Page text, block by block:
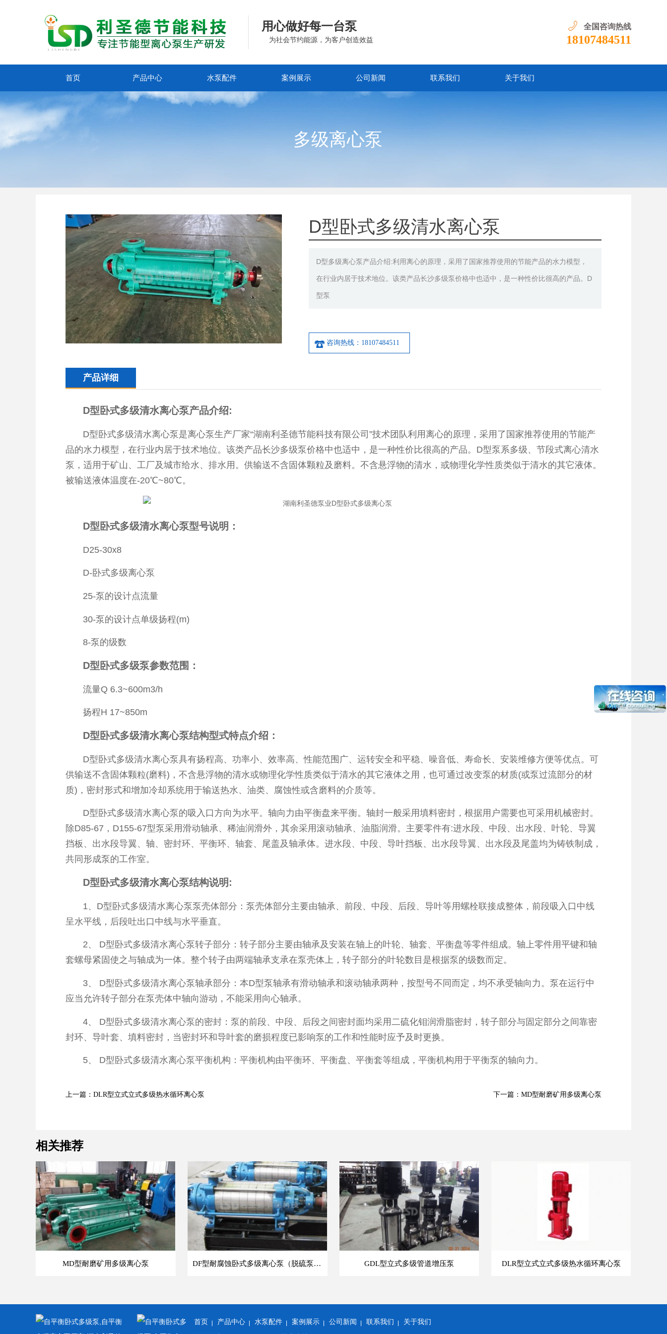
用心做好每一台泵
为社会节约能源，为客户创造效益
全国咨询热线
18107484511
首页 产品中心 水泵配件 案例展示 公司新闻 联系我们 关于我们
多级离心泵
D型卧式多级清水离心泵
D型多级离心泵产品介绍:利用离心的原理，采用了国家推荐使用的节能产品的水力模型，
在行业内居于技术地位。该类产品长沙多级泵价格中也适中，是一种性价比很高的产品。D
型泵
咨询热线：18107484511
产品详细
D型卧式多级清水离心泵产品介绍:
D型卧式多级清水离心泵是离心泵生产厂家“湖南利圣德节能科技有限公司”技术团队利用离心的原理，采用了国家推荐使用的节能产
品的水力模型，在行业内居于技术地位。该类产品长沙多级泵价格中也适中，是一种性价比很高的产品。D型泵系多级、节段式离心清水
泵，适用于矿山、工厂及城市给水、排水用。供输送不含固体颗粒及磨料。不含悬浮物的清水，或物理化学性质类似于清水的其它液体。
被输送液体温度在-20℃~80℃。
D型卧式多级清水离心泵型号说明：
D25-30x8
D-卧式多级离心泵
25-泵的设计点流量
30-泵的设计点单级扬程(m)
8-泵的级数
D型卧式多级泵参数范围：
流量Q 6.3~600m3/h
扬程H 17~850m
D型卧式多级清水离心泵结构型式特点介绍：
D型卧式多级清水离心泵具有扬程高、功率小、效率高、性能范围广、运转安全和平稳、噪音低、寿命长、安装维修方便等优点。可
供输送不含固体颗粒(磨料)，不含悬浮物的清水或物理化学性质类似于清水的其它液体之用，也可通过改变泵的材质(或泵过流部分的材
质)，密封形式和增加冷却系统用于输送热水、油类、腐蚀性或含磨料的介质等。
D型卧式多级清水离心泵的吸入口方向为水平。轴向力由平衡盘来平衡。轴封一般采用填料密封，根据用户需要也可采用机械密封。
除D85-67，D155-67型泵采用滑动轴承、稀油润滑外，其余采用滚动轴承、油脂润滑。主要零件有:进水段、中段、出水段、叶轮、导翼
挡板、出水段导翼、轴、密封环、平衡环、轴套、尾盖及轴承体。进水段、中段、导叶挡板、出水段导翼、出水段及尾盖均为铸铁制成，
共同形成泵的工作室。
D型卧式多级清水离心泵结构说明:
1、D型卧式多级清水离心泵泵壳体部分：泵壳体部分主要由轴承、前段、中段、后段、导叶等用螺栓联接成整体，前段吸入口中线
呈水平线，后段吐出口中线与水平垂直。
2、 D型卧式多级清水离心泵转子部分：转子部分主要由轴承及安装在轴上的叶轮、轴套、平衡盘等零件组成。轴上零件用平键和轴
套螺母紧固使之与轴成为一体。整个转子由两端轴承支承在泵壳体上，转子部分的叶轮数目是根据泵的级数而定。
3、 D型卧式多级清水离心泵轴承部分：本D型泵轴承有滑动轴承和滚动轴承两种，按型号不同而定，均不承受轴向力。泵在运行中
应当允许转子部分在泵壳体中轴向游动，不能采用向心轴承。
4、 D型卧式多级清水离心泵的密封：泵的前段、中段、后段之间密封面均采用二硫化钼润滑脂密封，转子部分与固定部分之间靠密
封环、导叶套、填料密封，当密封环和导叶套的磨损程度已影响泵的工作和性能时应予及时更换。
5、 D型卧式多级清水离心泵平衡机构：平衡机构由平衡环、平衡盘、平衡套等组成，平衡机构用于平衡泵的轴向力。
上一篇：DLR型立式立式多级热水循环离心泵 下一篇：MD型耐磨矿用多级离心泵
相关推荐
MD型耐磨矿用多级离心泵 DF型耐腐蚀卧式多级离心泵（脱硫泵,海水泵） GDL型立式多级管道增压泵 DLR型立式立式多级热水循环离心泵
首页 产品中心 水泵配件 案例展示 公司新闻 联系我们 关于我们